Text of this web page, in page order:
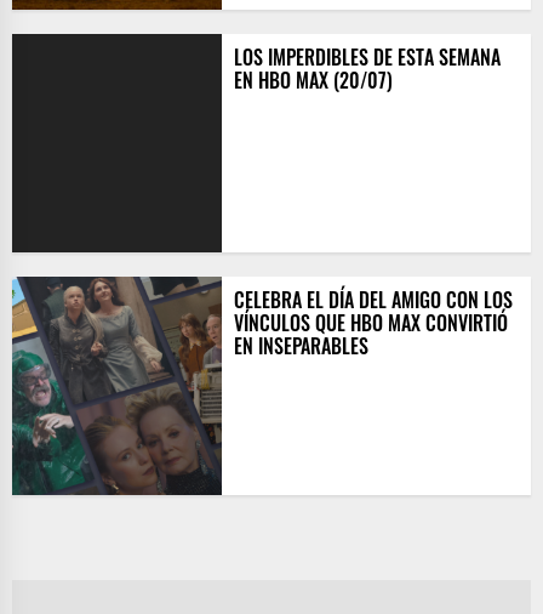
LOS IMPERDIBLES DE ESTA SEMANA
EN HBO MAX (20/07)
CELEBRA EL DÍA DEL AMIGO CON LOS
VÍNCULOS QUE HBO MAX CONVIRTIÓ
EN INSEPARABLES